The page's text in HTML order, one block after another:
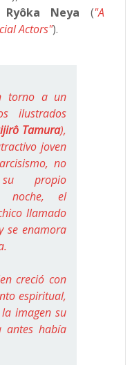
Ryôka Neya ("A
Actors").
torno a un
ilustrados
Tamura),
joven
no
propio
noche, el
llamado
se enamora
creció con
espiritual,
imagen su
antes había